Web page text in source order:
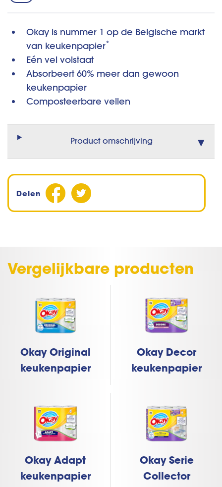
Okay is nummer 1 op de Belgische markt
van keukenpapier*
Eén vel volstaat
Absorbeert 60% meer dan gewoon
keukenpapier
Composteerbare vellen
Product omschrijving
Delen
Vergelijkbare producten
Okay Original
keukenpapier
Okay Decor
keukenpapier
Okay Adapt
keukenpapier
Okay Serie
Collector